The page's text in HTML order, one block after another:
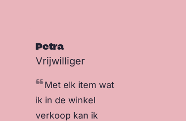
Sla carousel over
Petra
Vrijwilliger
Met elk item wat
ik in de winkel
verkoop kan ik